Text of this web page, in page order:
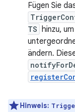
Fügen Sie
TS hinzu,
ändern.
Hinweis: